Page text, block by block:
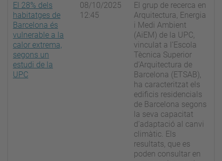
El 28% dels
habitatges de
Barcelona és
vulnerable a la
calor extrema,
segons un
estudi de la
UPC
08/10/2025
12:45
El grup de recerca en
Arquitectura, Energia
i Medi Ambient
(AiEM) de la UPC,
vinculat a l’Escola
Tècnica Superior
d’Arquitectura de
Barcelona (ETSAB),
ha caracteritzat els
edificis residencials
de Barcelona segons
la seva capacitat
d’adaptació al canvi
climàtic. Els
resultats, que es
poden consultar en